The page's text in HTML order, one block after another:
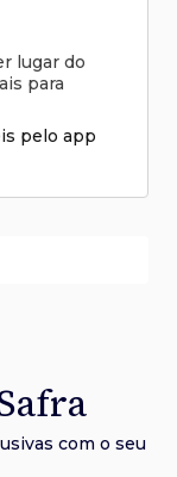
lugar do
para
pelo app
com o seu